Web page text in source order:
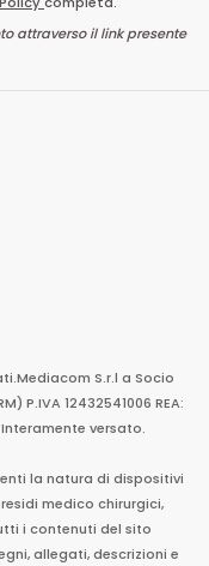
attraverso il link presente
Mediacom S.r.l a Socio
P.IVA 12432541006 REA:
Interamente versato.
la natura di dispositivi
medico chirurgici,
i contenuti del sito
allegati, descrizioni e